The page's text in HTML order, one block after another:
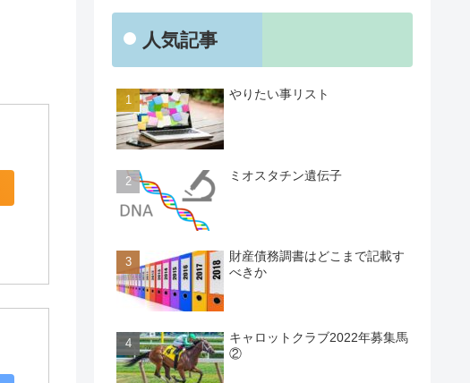
人気記事
やりたい事リスト
ミオスタチン遺伝子
財産債務調書はどこまで記載す
べきか
キャロットクラブ2022年募集馬
②